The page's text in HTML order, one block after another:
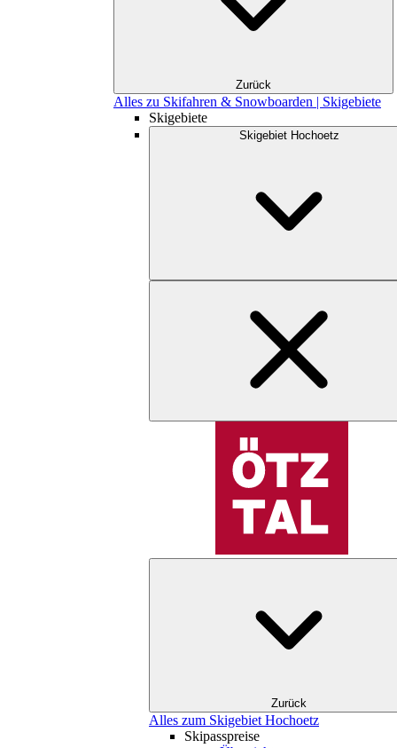
Zurück
Alles zu Skifahren & Snowboarden | Skigebiete
Skigebiete
Skigebiet Hochoetz
Zurück
Alles zum Skigebiet Hochoetz
Skipasspreise